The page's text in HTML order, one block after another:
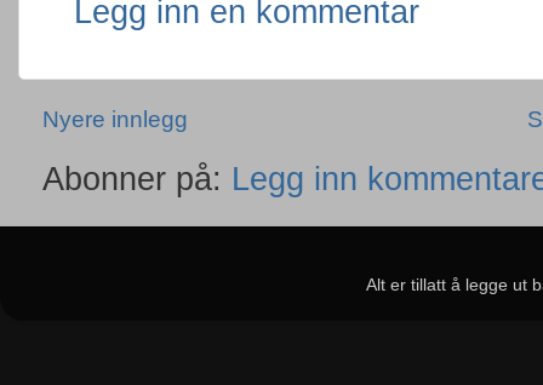
Legg inn en kommentar
Nyere innlegg
Abonner på: Legg inn
Alt er tillatt å legge ut